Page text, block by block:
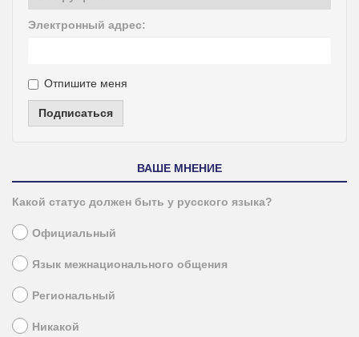
Электронный адрес:
Отпишите меня
Подписаться
ВАШЕ МНЕНИЕ
Какой статус должен быть у русского языка?
Официальный
Язык межнационального общения
Региональный
Никакой